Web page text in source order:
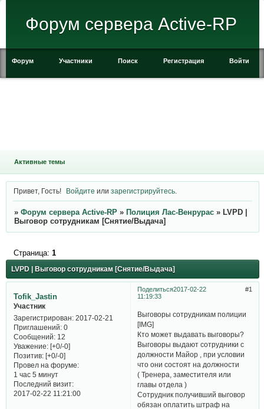
Форум сервера Active-RP
Форум Участники Поиск Регистрация Войти
Активные темы
Привет, Гость! Войдите илизарегистрируйтесь
» Форум сервера Active-RP » Полиция Лас-Венрурас » LVPD |
Выговор сотрудникам [Снятие/Выдача]
LVPD | Выговор сотрудникам [Снятие/Выдача]
Страница: 1
Поделиться 1
2017-02-22
11:19:33
Tofik_Jastin
Участник
Зарегистрирован: 2017-02-21
Приглашений:0
Сообщений:12
Уважение: [+0/-0]
Позитив: [+0/-0]
Провел на форуме:
1 час 5 минут
Последний визит:
2017-02-22 11:21:00
Выговоры сотрудникам полиции
[​IMG]
Кто может выдавать выговоры?
Выговоры выдают сотрудники с
должности Майор , при условии
что они состоят на должности
( Тренера, заместителя или
главы отдела )
Сотрудник получивший выговор
обязан оплатить штраф на